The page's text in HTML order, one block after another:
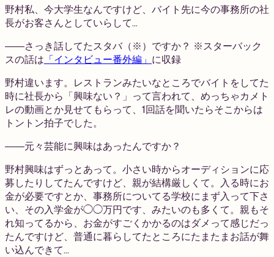
野村私、今大学生なんですけど、バイト先に今の事務所の社
長がお客さんとしていらして…
――さっき話してたスタバ（※）ですか？ ※スターバック
スの話は 「インタビュー番外編」 に収録
野村違います。レストランみたいなところでバイトをしてた
時に社長から「興味ない？」って言われて、めっちゃカメト
レの動画とか見せてもらって、1回話を聞いたらそこからは
トントン拍子でした。
――元々芸能に興味はあったんですか？
野村興味はずっとあって。小さい時からオーディションに応
募したりしてたんですけど、親が結構厳しくて。入る時にお
金が必要ですとか、事務所についてる学校にまず入って下さ
い、その入学金が◯◯万円です、みたいのも多くて。親もそ
れ知ってるから、お金がすごくかかるのはダメって感じだっ
たんですけど、普通に暮らしてたところにたまたまお話が舞
い込んできて…